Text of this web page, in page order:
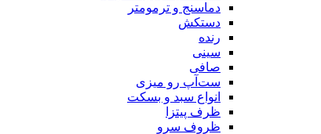
دماسنج و ترمومتر
دستکش
رنده
سینی
صافی
ست‌آپ رو میزی
انواع سبد و بسکت
ظرف پیتزا
ظروف سرو